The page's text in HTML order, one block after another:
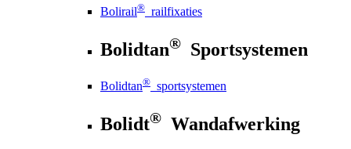
Bolirail® railfixaties
Bolidtan® Sportsystemen
Bolidtan® sportsystemen
Bolidt® Wandafwerking